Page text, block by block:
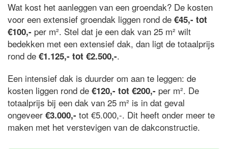
Wat kost het aanleggen van een groendak? De kosten
voor een extensief groendak liggen rond de €45,- tot
€100,- per m². Stel dat je een dak van 25 m² wilt
bedekken met een extensief dak, dan ligt de totaalprijs
rond de €1.125,- tot €2.500,-.
Een intensief dak is duurder om aan te leggen: de
kosten liggen rond de €120,- tot €200,- per m². De
totaalprijs bij een dak van 25 m² is in dat geval
ongeveer €3.000,- tot €5.000,-. Dit heeft onder meer te
maken met het verstevigen van de dakconstructie.